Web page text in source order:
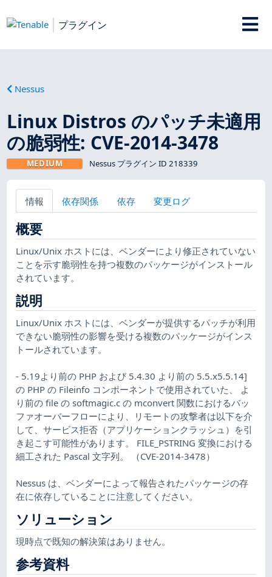
プラグイン
Nessus
Linux Distros のパッチ未適用
の脆弱性: CVE-2014-3478
MEDIUM Nessus プラグイン ID 218339
情報 依存関係 依存 変更ログ
概要
Linux/Unix ホストには、ベンダーにより修正されていない
ことを示す脆弱性を持つ複数のパッケージがインストール
されています。
説明
Linux/Unix ホストには、ベンダーが提供するパッチが利用
できない脆弱性の影響を受ける複数のパッケージがインス
トールされています。
- 5.19より前の PHP および 5.4.30 より前の 5.5.x5.5.14]
の PHP の Fileinfo コンポーネントで使用されていた、 よ
り前の file の softmagic.c の mconvert 関数におけるバッ
ファオーバーフローにより、リモートの攻撃者は以下を介
して、サービス拒否（アプリケーションクラッシュ）を引
き起こす可能性があります。 FILE_PSTRING 変換における
細工された Pascal 文字列。 （CVE-2014-3478）
Nessus は、ベンダーによって報告されたパッケージの存
在に依存していることに注意してください。
ソリューション
現時点で既知の解決策はありません。
参考資料